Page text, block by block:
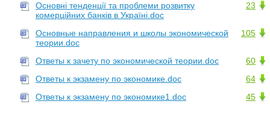
23
Основні тенденції та проблеми розвитку
комерційних банків в Україні.doc
105
Основные направления и школы экономической
теории.doc
60
Ответы к зачету по экономической теории.doc
64
Ответы к экзамену по экономике.doc
45
Ответы к экзамену по экономике1.doc